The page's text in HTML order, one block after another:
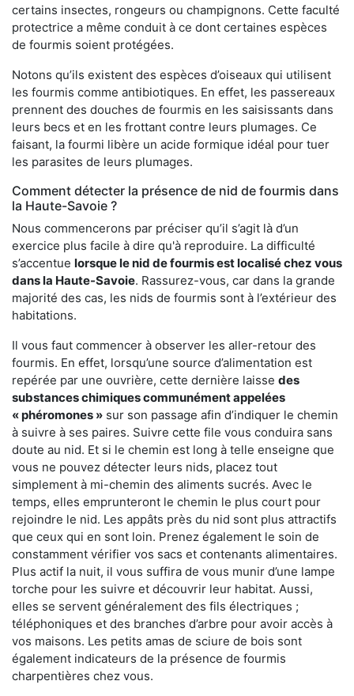
certains insectes, rongeurs ou champignons. Cette faculté
protectrice a même conduit à ce dont certaines espèces
de fourmis soient protégées.
Notons qu’ils existent des espèces d’oiseaux qui utilisent
les fourmis comme antibiotiques. En effet, les passereaux
prennent des douches de fourmis en les saisissants dans
leurs becs et en les frottant contre leurs plumages. Ce
faisant, la fourmi libère un acide formique idéal pour tuer
les parasites de leurs plumages.
Comment détecter la présence de nid de fourmis dans
la Haute-Savoie ?
Nous commencerons par préciser qu’il s’agit là d’un
exercice plus facile à dire qu'à reproduire. La difficulté
s’accentue lorsque le nid de fourmis est localisé chez vous
dans la Haute-Savoie. Rassurez-vous, car dans la grande
majorité des cas, les nids de fourmis sont à l’extérieur des
habitations.
Il vous faut commencer à observer les aller-retour des
fourmis. En effet, lorsqu’une source d’alimentation est
repérée par une ouvrière, cette dernière laisse des
substances chimiques communément appelées
« phéromones » sur son passage afin d’indiquer le chemin
à suivre à ses paires. Suivre cette file vous conduira sans
doute au nid. Et si le chemin est long à telle enseigne que
vous ne pouvez détecter leurs nids, placez tout
simplement à mi-chemin des aliments sucrés. Avec le
temps, elles emprunteront le chemin le plus court pour
rejoindre le nid. Les appâts près du nid sont plus attractifs
que ceux qui en sont loin. Prenez également le soin de
constamment vérifier vos sacs et contenants alimentaires.
Plus actif la nuit, il vous suffira de vous munir d’une lampe
torche pour les suivre et découvrir leur habitat. Aussi,
elles se servent généralement des fils électriques ;
téléphoniques et des branches d’arbre pour avoir accès à
vos maisons. Les petits amas de sciure de bois sont
également indicateurs de la présence de fourmis
charpentières chez vous.